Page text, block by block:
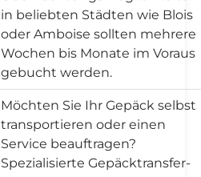
in beliebten Städten wie Blois
oder Amboise sollten mehrere
Wochen bis Monate im Voraus
gebucht werden.
Möchten Sie Ihr Gepäck selbst
transportieren oder einen
Service beauftragen?
Spezialisierte Gepäcktransfer-